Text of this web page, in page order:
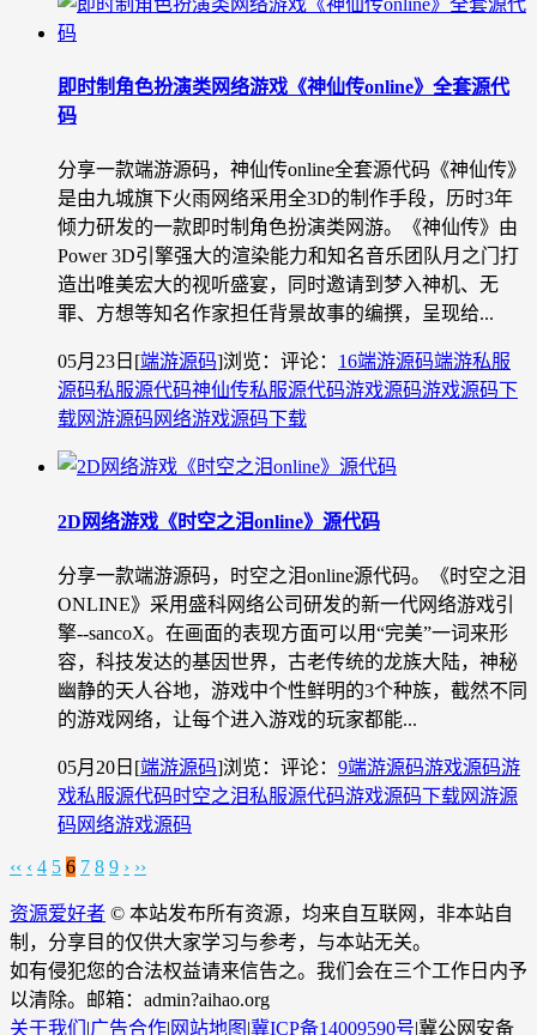
即时制角色扮演类网络游戏《神仙传online》全套源代
码
分享一款端游源码，神仙传online全套源代码《神仙传》
是由九城旗下火雨网络采用全3D的制作手段，历时3年
倾力研发的一款即时制角色扮演类网游。《神仙传》由
Power 3D引擎强大的渲染能力和知名音乐团队月之门打
造出唯美宏大的视听盛宴，同时邀请到梦入神机、无
罪、方想等知名作家担任背景故事的编撰，呈现给...
05月23日 [端游源码]浏览： 评论： 16端游源码端游私服
源码私服源代码神仙传私服源代码游戏源码游戏源码下
载网游源码 网络游戏源码下载
2D网络游戏《时空之泪online》源代码
分享一款端游源码，时空之泪online源代码。《时空之泪
ONLINE》采用盛科网络公司研发的新一代网络游戏引
擎--sancoX。在画面的表现方面可以用“完美”一词来形
容，科技发达的基因世界，古老传统的龙族大陆，神秘
幽静的天人谷地，游戏中个性鲜明的3个种族，截然不同
的游戏网络，让每个进入游戏的玩家都能...
05月20日 [端游源码]浏览： 评论： 9端游源码游戏源码游
戏私服源代码时空之泪私服源代码游戏源码下载网游源
码 网络游戏源码
‹‹ ‹ 4 5 6 7 8 9 › ››
资源爱好者 © 本站发布所有资源，均来自互联网，非本站自
制，分享目的仅供大家学习与参考，与本站无关。
如有侵犯您的合法权益请来信告之。我们会在三个工作日内予
以清除。邮箱：admin?aihao.org
关于我们 |广告合作| 网站地图 |冀ICP备14009590号|冀公网安备